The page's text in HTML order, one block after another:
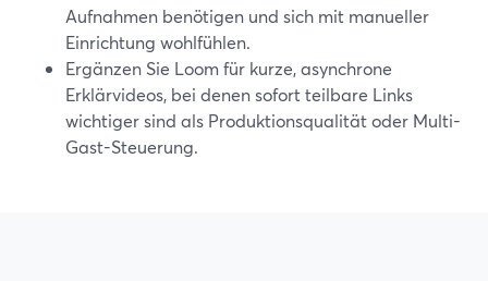
Aufnahmen benötigen und sich mit manueller
Einrichtung wohlfühlen.
Ergänzen Sie Loom für kurze, asynchrone
Erklärvideos, bei denen sofort teilbare Links
wichtiger sind als Produktionsqualität oder Multi-
Gast-Steuerung.